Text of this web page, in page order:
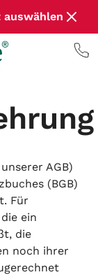
AGB)
(BGB)
Für
ein
die
noch ihrer